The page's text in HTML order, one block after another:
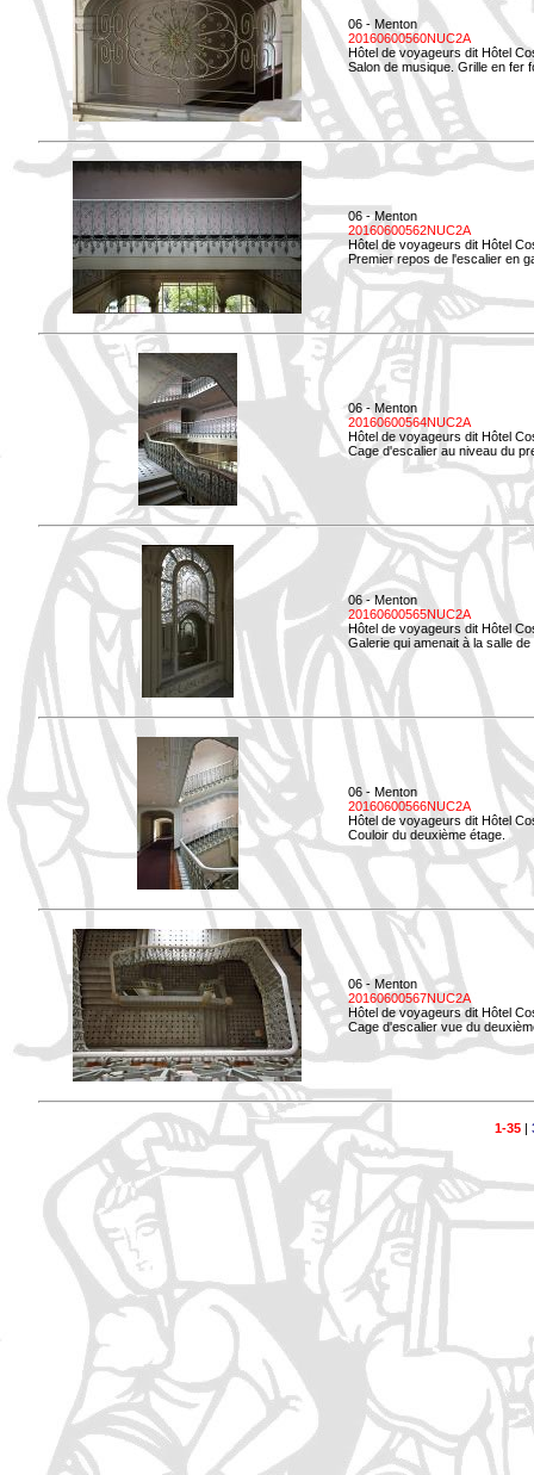
06 - Menton
20160600560NUC2A
Hôtel de voyageurs dit Hôtel
Salon de musique. Grille en fer
06 - Menton
20160600562NUC2A
Hôtel de voyageurs dit Hôtel
Premier repos de l'escalier en
06 - Menton
20160600564NUC2A
Hôtel de voyageurs dit Hôtel
Cage d'escalier au niveau du
06 - Menton
20160600565NUC2A
Hôtel de voyageurs dit Hôtel
Galerie qui amenait à la salle
06 - Menton
20160600566NUC2A
Hôtel de voyageurs dit Hôtel
Couloir du deuxième étage.
06 - Menton
20160600567NUC2A
Hôtel de voyageurs dit Hôtel
Cage d'escalier vue du
1-35|